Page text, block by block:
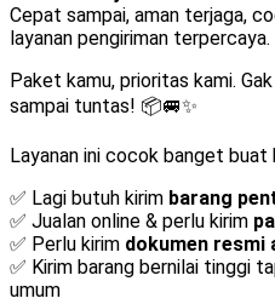
Cepat sampai, aman terjaga,
layanan pengiriman terpercaya.
Paket kamu, prioritas kami.
sampai tuntas! 📦🚐✨
Layanan ini cocok banget buat
✅ Lagi butuh kirim barang
✅ Jualan online & perlu kirim
✅ Perlu kirim dokumen resmi
✅ Kirim barang bernilai tinggi
umum